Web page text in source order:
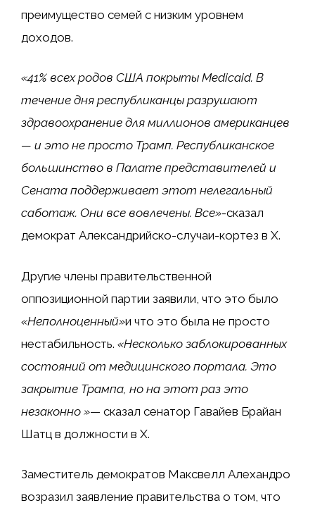
преимущество семей с низким уровнем
доходов.
«41% всех родов США покрыты Medicaid. В
течение дня республиканцы разрушают
здравоохранение для миллионов американцев
— и это не просто Трамп. Республиканское
большинство в Палате представителей и
Сената поддерживает этот нелегальный
саботаж. Они все вовлечены. Все»-сказал
демократ Александрийско-случаи-кортез в X.
Другие члены правительственной
оппозиционной партии заявили, что это было
«Неполноценный»и что это была не просто
нестабильность. «Несколько заблокированных
состояний от медицинского портала. Это
закрытие Трампа, но на этот раз это
незаконно »— сказал сенатор Гавайев Брайан
Шатц в должности в X.
Заместитель демократов Максвелл Алехандро
возразил заявление правительства о том, что